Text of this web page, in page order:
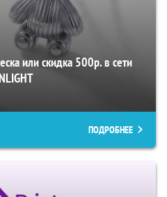
или скидка 500р. в сети
ПОДРОБНЕЕ